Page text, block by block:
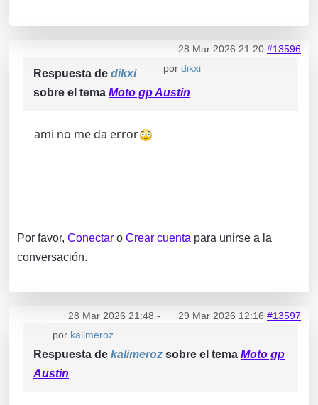
28 Mar 2026 21:20 #13596
por dikxi
Respuesta de dikxi
sobre el tema Moto gp Austin
ami no me da error
Por favor, Conectar o Crear cuenta para unirse a la
conversación.
28 Mar 2026 21:48 - 29 Mar 2026 12:16 #13597
por kalimeroz
Respuesta de kalimeroz sobre el tema Moto gp
Austin